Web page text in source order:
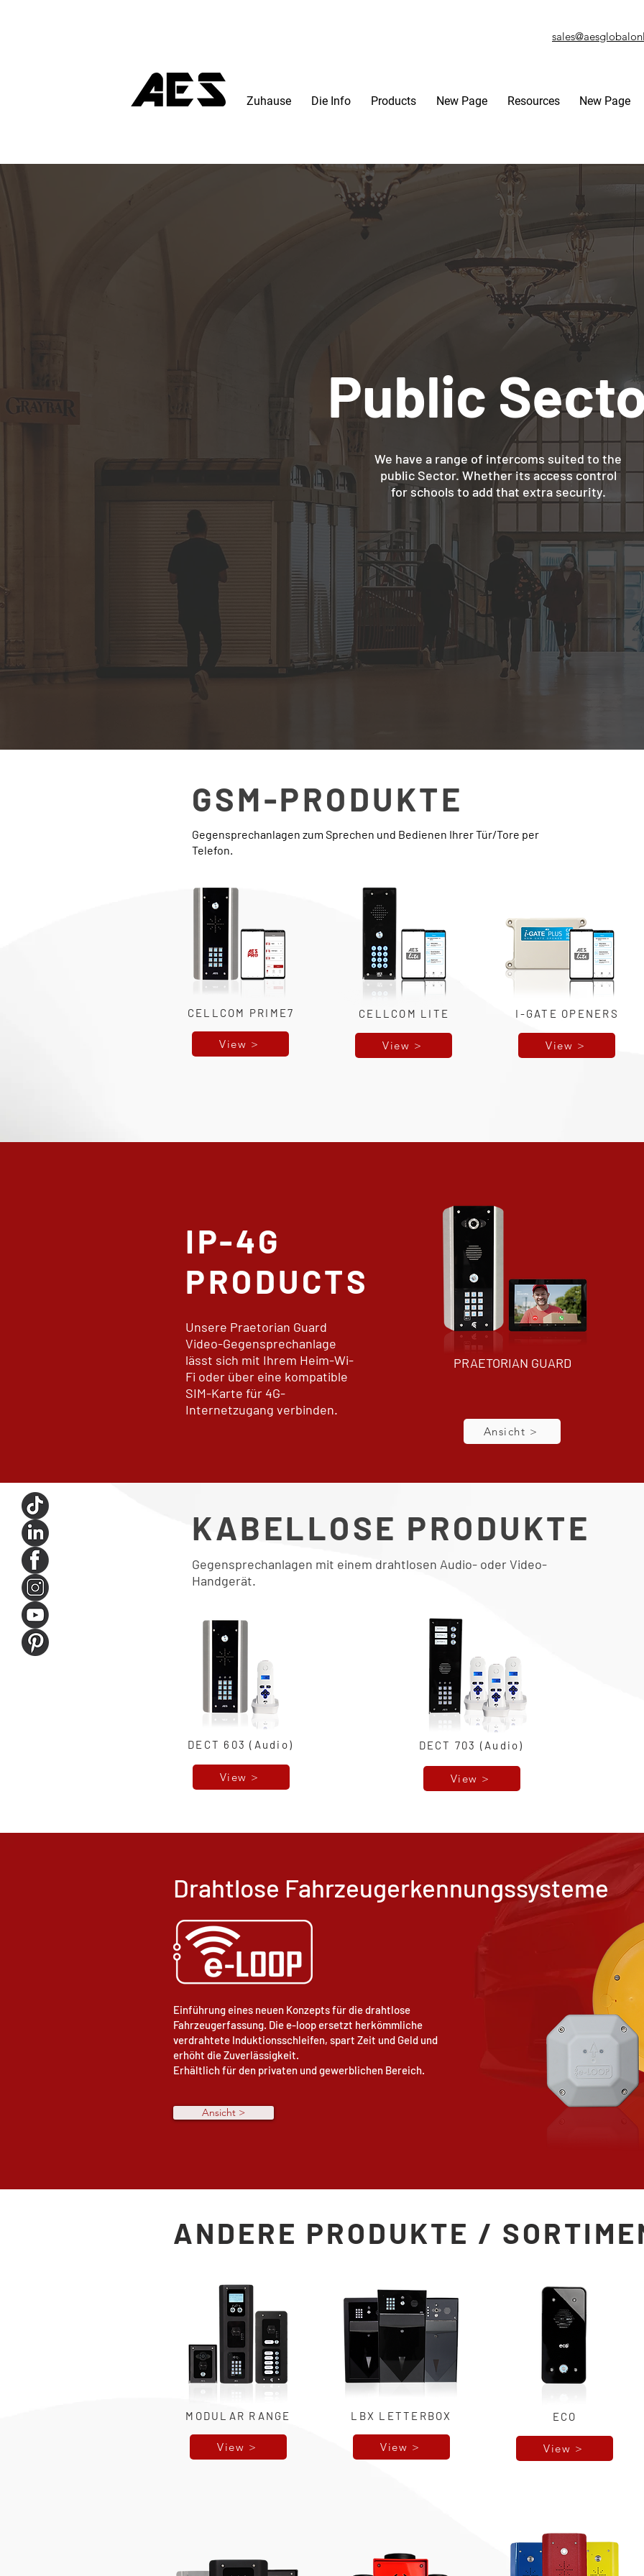
Zuhause Die Info Products New Page Resources New Page
Public
We have a range of intercoms suited to the
public Sector. Whether its access control
for schools to add that extra security.
GSM-PRODUKTE
Gegensprechanlagen zum Sprechen und Bedienen Ihrer Tür/Tore per
Telefon.
CELLCOM PRIME7
View >
CELLCOM LITE
View >
I-GATE OPENERS
View >
IP-4G
PRODUCTS
Unsere Praetorian Guard
Video-Gegensprechanlage
lässt sich mit Ihrem Heim-Wi-
Fi oder über eine kompatible
SIM-Karte für 4G-
Internetzugang verbinden.
PRAETORIAN GUARD
Ansicht >
KABELLOSE PRODUKTE
Gegensprechanlagen mit einem drahtlosen Audio- oder Video-
Handgerät.
DECT 603 (Audio)
View >
DECT 703 (Audio)
View >
Drahtlose Fahrzeugerkennungssysteme
Einführung eines neuen Konzepts für die drahtlose
Fahrzeugerfassung. Die e-loop ersetzt herkömmliche
verdrahtete Induktionsschleifen, spart Zeit und Geld und
erhöht die Zuverlässigkeit.
Erhältlich für den privaten und gewerblichen Bereich.
Ansicht >
ANDERE PRODUKTE /
MODULAR RANGE
View >
LBX LETTERBOX
View >
ECO
View >